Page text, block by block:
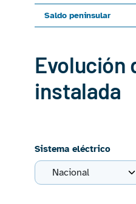
Saldo peninsular
Evolución
instalada
Sistema eléctrico